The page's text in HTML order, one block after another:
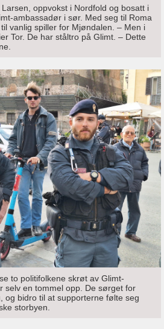
oppvokst i Nordfold og bosatt i
ambassadør i sør. Med seg til Roma
vanlig spiller for Mjøndalen. – Men i
Tor. De har ståltro på Glimt. – Dette
to politifolkene skrøt av Glimt-
selv en tommel opp. De sørget for
og bidro til at supporterne følte seg
storbyen.